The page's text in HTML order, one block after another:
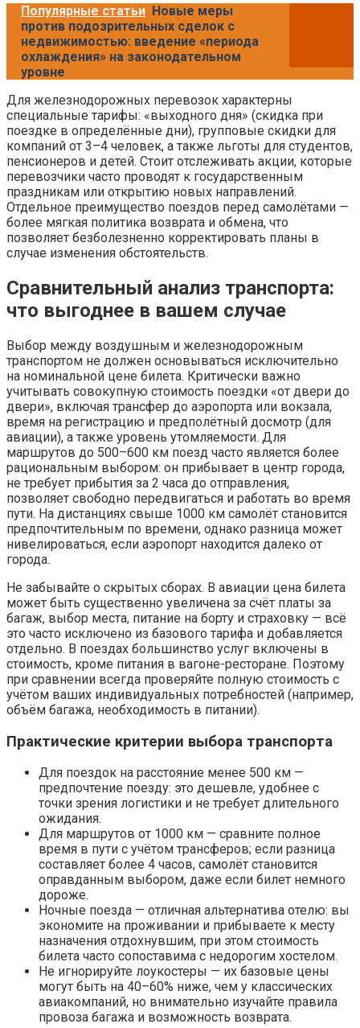
Популярные статьи Новые меры
против подозрительных сделок с
недвижимостью: введение «периода
охлаждения» на законодательном
уровне
Для железнодорожных перевозок характерны
специальные тарифы: «выходного дня» (скидка при
поездке в определённые дни), групповые скидки для
компаний от 3–4 человек, а также льготы для студентов,
пенсионеров и детей. Стоит отслеживать акции, которые
перевозчики часто проводят к государственным
праздникам или открытию новых направлений.
Отдельное преимущество поездов перед самолётами —
более мягкая политика возврата и обмена, что
позволяет безболезненно корректировать планы в
случае изменения обстоятельств.
Сравнительный анализ транспорта:
что выгоднее в вашем случае
Выбор между воздушным и железнодорожным
транспортом не должен основываться исключительно
на номинальной цене билета. Критически важно
учитывать совокупную стоимость поездки «от двери до
двери», включая трансфер до аэропорта или вокзала,
время на регистрацию и предполётный досмотр (для
авиации), а также уровень утомляемости. Для
маршрутов до 500–600 км поезд часто является более
рациональным выбором: он прибывает в центр города,
не требует прибытия за 2 часа до отправления,
позволяет свободно передвигаться и работать во время
пути. На дистанциях свыше 1000 км самолёт становится
предпочтительным по времени, однако разница может
нивелироваться, если аэропорт находится далеко от
города.
Не забывайте о скрытых сборах. В авиации цена билета
может быть существенно увеличена за счёт платы за
багаж, выбор места, питание на борту и страховку — всё
это часто исключено из базового тарифа и добавляется
отдельно. В поездах большинство услуг включены в
стоимость, кроме питания в вагоне-ресторане. Поэтому
при сравнении всегда проверяйте полную стоимость с
учётом ваших индивидуальных потребностей (например,
объём багажа, необходимость в питании).
Практические критерии выбора транспорта
Для поездок на расстояние менее 500 км —
предпочтение поезду: это дешевле, удобнее с
точки зрения логистики и не требует длительного
ожидания.
Для маршрутов от 1000 км — сравните полное
время в пути с учётом трансферов; если разница
составляет более 4 часов, самолёт становится
оправданным выбором, даже если билет немного
дороже.
Ночные поезда — отличная альтернатива отелю: вы
экономите на проживании и прибываете к месту
назначения отдохнувшим, при этом стоимость
билета часто сопоставима с недорогим хостелом.
Не игнорируйте лоукостеры — их базовые цены
могут быть на 40–60% ниже, чем у классических
авиакомпаний, но внимательно изучайте правила
провоза багажа и возможность возврата.